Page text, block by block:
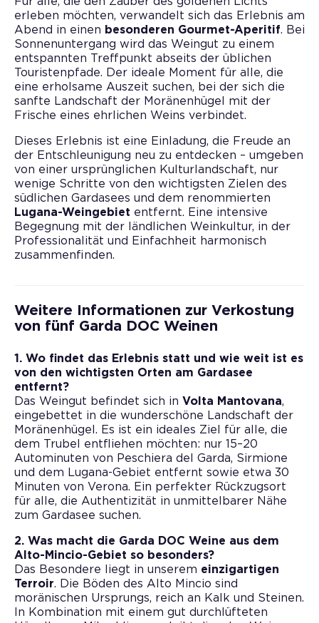
erleben möchten, verwandelt sich das Erlebnis am
Abend in einen besonderen Gourmet-Aperitif. Bei
Sonnenuntergang wird das Weingut zu einem
entspannten Treffpunkt abseits der üblichen
Touristenpfade. Der ideale Moment für alle, die
eine erholsame Auszeit suchen, bei der sich die
sanfte Landschaft der Moränenhügel mit der
Frische eines ehrlichen Weins verbindet.
Dieses Erlebnis ist eine Einladung, die Freude an
der Entschleunigung neu zu entdecken – umgeben
von einer ursprünglichen Kulturlandschaft, nur
wenige Schritte von den wichtigsten Zielen des
südlichen Gardasees und dem renommierten
Lugana-Weingebiet entfernt. Eine intensive
Begegnung mit der ländlichen Weinkultur, in der
Professionalität und Einfachheit harmonisch
zusammenfinden.
Weitere Informationen zur Verkostung
von fünf Garda DOC Weinen
1. Wo findet das Erlebnis statt und wie weit ist es
von den wichtigsten Orten am Gardasee
entfernt?
Das Weingut befindet sich in Volta Mantovana,
eingebettet in die wunderschöne Landschaft der
Moränenhügel. Es ist ein ideales Ziel für alle, die
dem Trubel entfliehen möchten: nur 15–20
Autominuten von Peschiera del Garda, Sirmione
und dem Lugana-Gebiet entfernt sowie etwa 30
Minuten von Verona. Ein perfekter Rückzugsort
für alle, die Authentizität in unmittelbarer Nähe
zum Gardasee suchen.
2. Was macht die Garda DOC Weine aus dem
Alto-Mincio-Gebiet so besonders?
Das Besondere liegt in unserem einzigartigen
Terroir. Die Böden des Alto Mincio sind
moränischen Ursprungs, reich an Kalk und Steinen.
In Kombination mit einem gut durchlüfteten